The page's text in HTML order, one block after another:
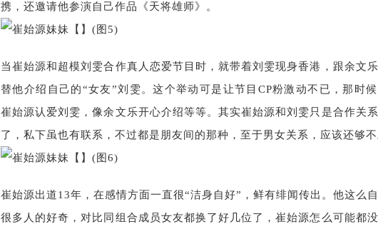
携，还邀请他参演自己作品《天将雄师》。
当崔始源和超模刘雯合作真人恋爱节目时，就带着刘雯现身香港，跟余文
替他介绍自己的“女友”刘雯。这个举动可是让节目CP粉激动不已，那时
崔始源认爱刘雯，像余文乐开心介绍等等。其实崔始源和刘雯只是合作关
了，私下虽也有联系，不过都是朋友间的那种，至于男女关系，应该还够
崔始源出道13年，在感情方面一直很“洁身自好”，鲜有绯闻传出。他这么
很多人的好奇，对比同组合成员女友都换了好几位了，崔始源怎么可能都